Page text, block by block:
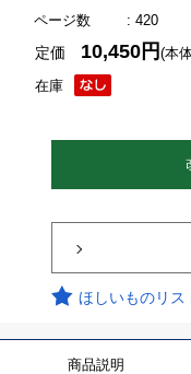
ページ数
: 420
在庫
定価 10,450円(本
ほしいものリス
商品説明